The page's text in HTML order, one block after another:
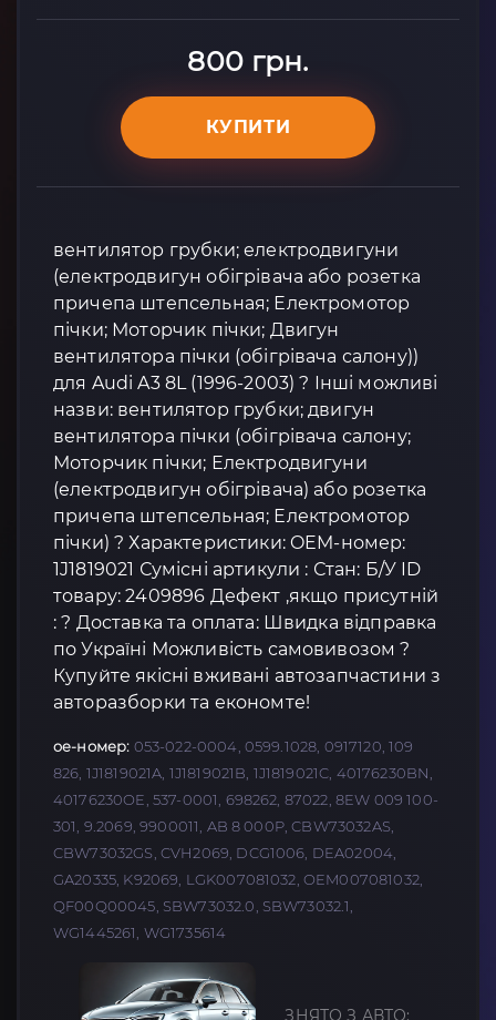
800 грн.
КУПИТИ
вентилятор грубки; електродвигуни
(електродвигун обігрівача або розетка
причепа штепсельная; Електромотор
пічки; Моторчик пічки; Двигун
вентилятора пічки (обігрівача салону))
для Audi A3 8L (1996-2003) ? Інші можливі
назви: вентилятор грубки; двигун
вентилятора пічки (обігрівача салону;
Моторчик пічки; Електродвигуни
(електродвигун обігрівача) або розетка
причепа штепсельная; Електромотор
пічки) ? Характеристики: OEM-номер:
1J1819021 Сумісні артикули : Стан: Б/У ID
товару: 2409896 Дефект ,якщо присутній
: ? Доставка та оплата: Швидка відправка
по Україні Можливість самовивозом ?
Купуйте якісні вживані автозапчастини з
авторазборки та економте!
oe-номер: 053-022-0004, 0599.1028, 0917120, 109
826, 1J1819021A, 1J1819021B, 1J1819021C, 40176230BN,
40176230OE, 537-0001, 698262, 87022, 8EW 009 100-
301, 9.2069, 9900011, AB 8 000P, CBW73032AS,
CBW73032GS, CVH2069, DCG1006, DEA02004,
GA20335, K92069, LGK007081032, OEM007081032,
QF00Q00045, SBW73032.0, SBW73032.1,
WG1445261, WG1735614
ЗНЯТО З АВТО: